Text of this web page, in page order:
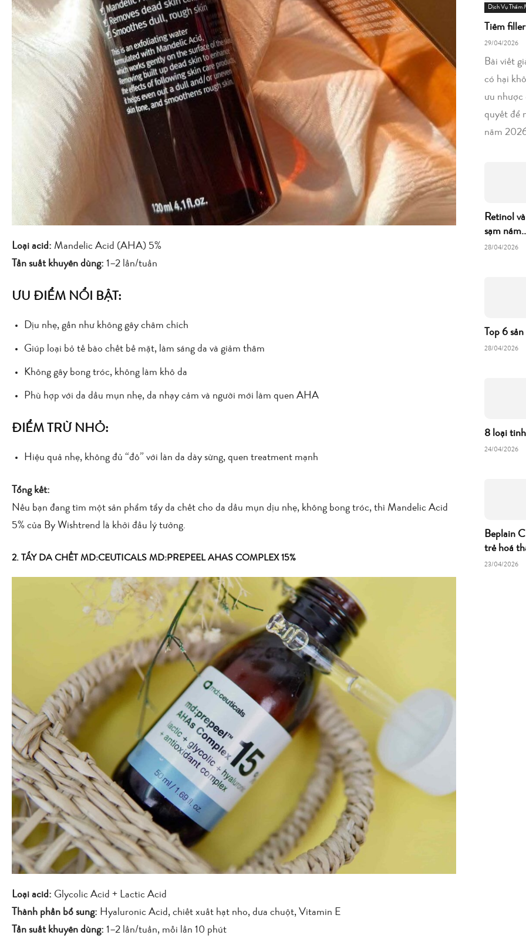
Loại acid: Mandelic Acid (AHA) 5%
Tần suất khuyên dùng: 1–2 lần/tuần
ƯU ĐIỂM NỔI BẬT:
Dịu nhẹ, gần như không gây châm chích
Giúp loại bỏ tế bào chết bề mặt, làm sáng da và giảm thâm
Không gây bong tróc, không làm khô da
Phù hợp với da dầu mụn nhẹ, da nhạy cảm và người mới làm quen AHA
ĐIỂM TRỪ NHỎ:
Hiệu quả nhẹ, không đủ “đô” với làn da dày sừng, quen treatment mạnh
Tổng kết:
Nếu bạn đang tìm một sản phẩm tẩy da chết cho da dầu mụn dịu nhẹ, không bong tróc, thì Mandelic Acid
5% của By Wishtrend là khởi đầu lý tưởng.
2. TẨY DA CHẾT MD:CEUTICALS MD:PREPEEL AHAS COMPLEX 15%
Loại acid: Glycolic Acid + Lactic Acid
Thành phần bổ sung: Hyaluronic Acid, chiết xuất hạt nho, dưa chuột, Vitamin E
Tần suất khuyên dùng: 1–2 lần/tuần, mỗi lần 10 phút
Dịch Vụ Thẩm
Tiêm
29/04/2026
Bài viết
có hại
ưu nhược
quyết để
năm
Retinol
sạm
28/04/2026
Top 6
28/04/2026
8 loại
24/04/2026
Beplain
trẻ hoá
23/04/2026